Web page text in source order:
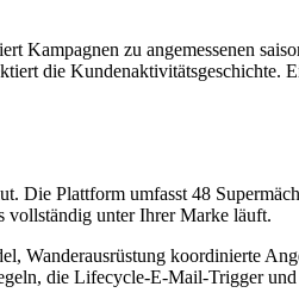
Kampagnen zu angemessenen
die Kundenaktivitätsgeschichte.
Die Plattform umfasst 48
vollständig unter Ihrer Marke läuft.
Wanderausrüstung koordinierte
die Lifecycle-E-Mail-Trigger